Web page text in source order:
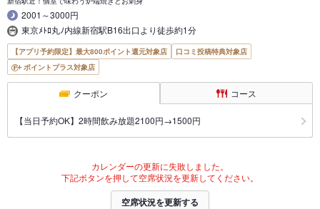
2001～3000円
東京ﾒﾄﾛ丸ﾉ内線新宿駅B16出口より徒歩約1分
【アプリ予約限定】最大800ポイント還元対象店
口コミ投稿特典対象店
ポイントプラス対象店
クーポン コース
【当日予約OK】2時間飲み放題2100円→1500円
カレンダーの更新に失敗しました。
下記ボタンを押して空席状況を更新してください。
空席状況を更新する